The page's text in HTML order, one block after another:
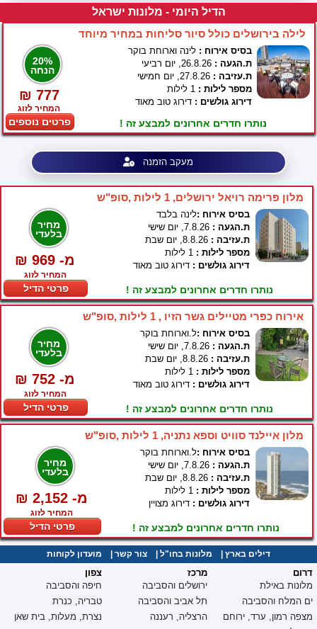
הדיל היומי - מלונות ישראל
לילה בירושלים כולל סיור סליחות במחיר מיוחד
20%
הנחה
₪ 777
המחיר לזוג
פרטים נוספים
בסיס אירוח : לינה וארוחת בוקר
ת.הגעה : 26.8.26, יום רביעי
ת.עזיבה : 27.8.26, יום חמישי
מספר לילות : 1 לילות
דירוג גולשים : דירוג טוב מאוד
נותרו חדרים אחרונים למבצע זה !
מעקב הזמנה
מלון פרימה רויאל ירושלים, 1 לילות ,סופ"ש
מחיר
בלעדי
₪ 969 -מ
המחיר לזוג
פרטי הדיל
בסיס אירוח :לינה בלבד
ת.הגעה :
ת.עזיבה :
מספר לילות :
דירוג גולשים : דירוג טוב מאוד
נותרו חדרים אחרונים למבצע זה !
אירוח כפרי מטיילים גשר הזיו , 1 לילות ,סופ"ש
מחיר
בלעדי
₪ 752 -מ
המחיר לזוג
פרטי הדיל
בסיס אירוח :ל.וארוחת בוקר
ת.הגעה :
ת.עזיבה :
מספר לילות :
דירוג גולשים : דירוג טוב מאוד
נותרו חדרים אחרונים למבצע זה !
מלון איילנד סוויט וספא נתניה, 1 לילות ,סופ"ש
מחיר
בלעדי
₪ 2,152 -מ
המחיר לזוג
פרטי הדיל
בסיס אירוח :ל.וארוחת בוקר
ת.הגעה :
ת.עזיבה :
מספר לילות :
דירוג גולשים : דירוג מצויין
נותרו חדרים אחרונים למבצע זה !
דילים בארץ מלונות בחו"ל צור קשר מועדון לקוחות
צפון
חיפה והסביבה
טבריה, כנרת
נצרת, מעלות, בית שאן
מרכז
ירושלים והסביבה
תל אביב והסביבה
הרצליה, רעננה
דרום
מלונות באילת
ים המלח והסביבה
מצפה רמון, ערד, ירוחם